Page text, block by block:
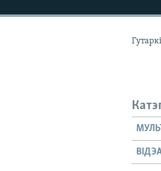
КАЛЯНДАР
НА ХВАЛЯХ СВАБОДЫ